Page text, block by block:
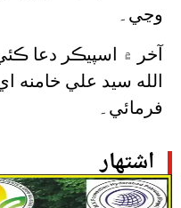
اشتهار
وڃي۔
آخر ۾ اسپيڪر دعا
الله سيد علي خامنه
فرمائي۔